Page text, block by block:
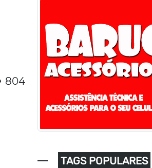
804
TAGS POPULARES